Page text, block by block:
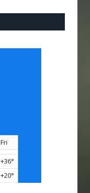
Fri
+36°
+20°